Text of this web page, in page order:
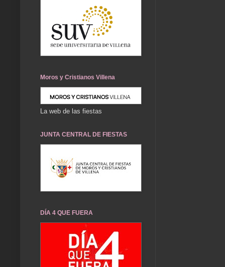
Moros y Cristianos Villena
La web de las fiestas
JUNTA CENTRAL DE FIESTAS
DÍA 4 QUE FUERA